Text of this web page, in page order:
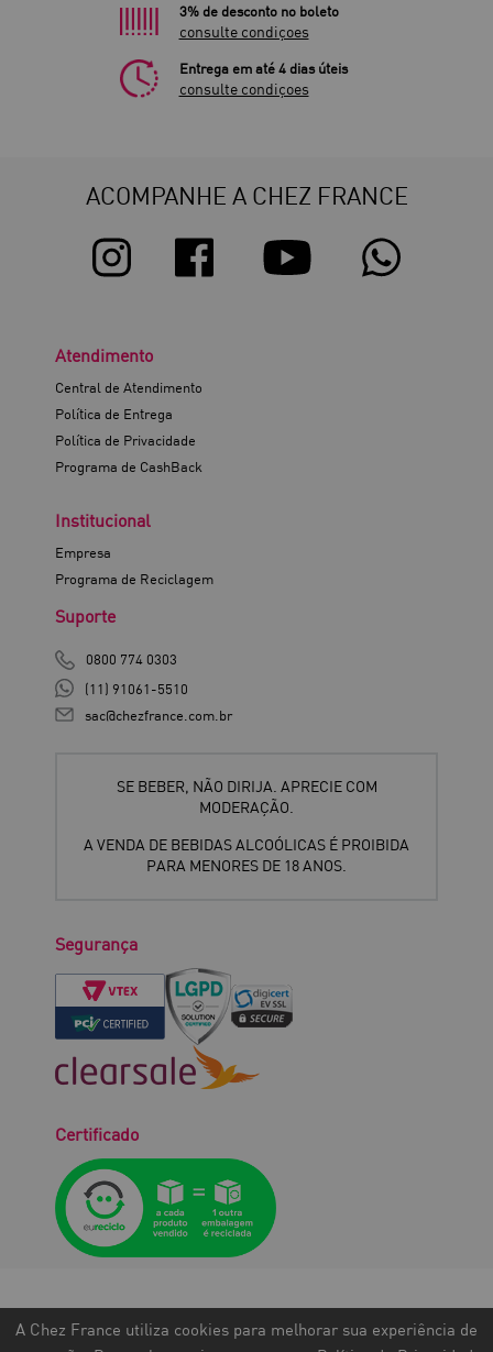
A Chez France utiliza cookies para melhorar sua experiência de
3% de desconto no boleto
consulte condiçoes
Entrega em até 4 dias úteis
consulte condiçoes
ACOMPANHE A CHEZ FRANCE
Atendimento
Central de Atendimento
Política de Entrega
Política de Privacidade
Programa de CashBack
Institucional
Empresa
Programa de Reciclagem
Suporte
0800 774 0303
(11) 91061-5510
sac@chezfrance.com.br
SE BEBER, NÃO DIRIJA. APRECIE COM
MODERAÇÃO.
A VENDA DE BEBIDAS ALCOÓLICAS É PROIBIDA
PARA MENORES DE 18 ANOS.
Segurança
Certificado
©TODOS OS DIREITOS RESERVADOS.